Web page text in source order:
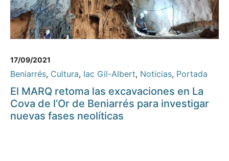
17/09/2021
Beniarrés, Cultura, Iac Gil-Albert, Noticias, Portada
El MARQ retoma las excavaciones en La
Cova de l’Or de Beniarrés para investigar
nuevas fases neolíticas